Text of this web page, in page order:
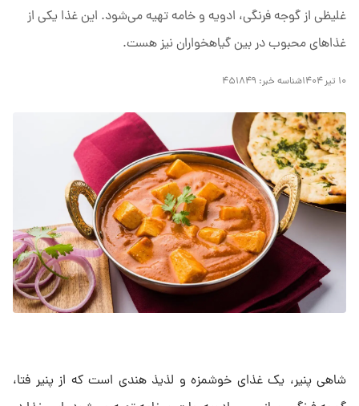
غلیظی از گوجه فرنگی، ادویه و خامه تهیه می‌شود. این غذا یکی از
غذاهای محبوب در بین گیاهخواران نیز هست.
۱۰ تیر ۱۴۰۴ شناسه خبر: ۴۵۱۸۴۹
شاهی پنیر، یک غذای خوشمزه و لذیذ هندی است که از پنیر فتا،